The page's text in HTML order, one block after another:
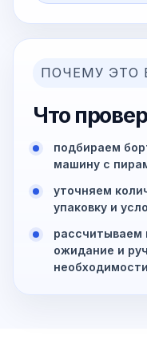
ПОЧЕМУ ЭТО
Что
подбираем
машину с
уточняем
упаковку и
рассчитываем
ожидание и